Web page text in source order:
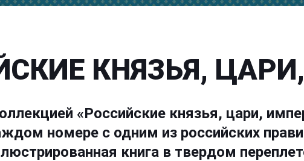
КНЯЗЬЯ,
«Российские князья, цари,
номере с одним из российских
книга в твердом